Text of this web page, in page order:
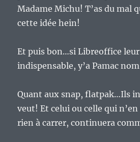
Madame Michu! T’as du mal
cette idée hein!
Et puis bon…si Libreoffice
indispensable, y’a Pamac
Quant aux snap, flatpak…Ils
veut! Et celui ou celle qui
rien à carrer, continuera